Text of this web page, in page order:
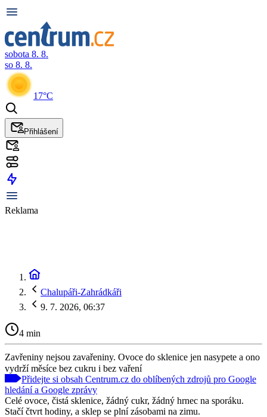
sobota 8. 8.
so 8. 8.
17°C
Přihlášení
Reklama
Chalupáři-Zahrádkáři
9. 7. 2026, 06:37
4 min
Zavřeniny nejsou zavařeniny. Ovoce do sklenice jen nasypete a ono
vydrží měsíce bez cukru i bez vaření
Přidejte si obsah Centrum.cz do oblíbených zdrojů pro Google
hledání a Google zprávy
Celé ovoce, čistá sklenice, žádný cukr, žádný hrnec na sporáku.
Stačí čtvrt hodiny, a sklep se plní zásobami na zimu.